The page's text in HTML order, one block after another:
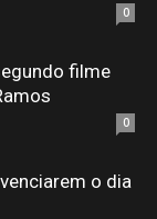
0
filme
0
o dia